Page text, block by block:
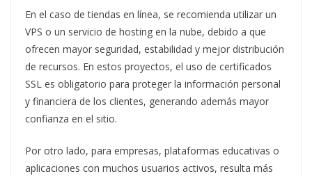
En el caso de tiendas en línea, se recomienda utilizar un
VPS o un servicio de hosting en la nube, debido a que
ofrecen mayor seguridad, estabilidad y mejor distribución
de recursos. En estos proyectos, el uso de certificados
SSL es obligatorio para proteger la información personal
y financiera de los clientes, generando además mayor
confianza en el sitio.
Por otro lado, para empresas, plataformas educativas o
aplicaciones con muchos usuarios activos, resulta más